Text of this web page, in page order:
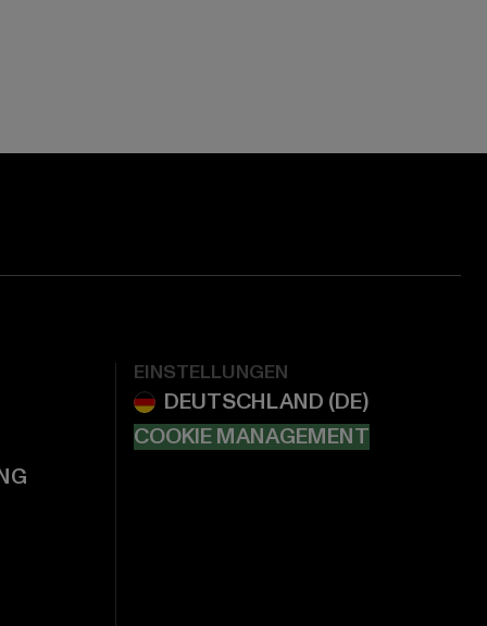
EINSTELLUNGEN
COOKIE MANAGEMENT